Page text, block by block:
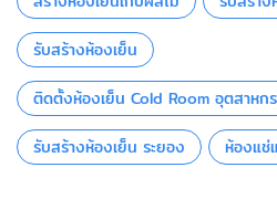
รับสร้างห้องเย็น
ติดตั้งห้องเย็น Cold Room อุตสาหกร
รับสร้างห้องเย็น ระยอง
ห้องแ